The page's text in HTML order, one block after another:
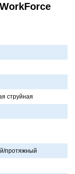
струйная
протяжный